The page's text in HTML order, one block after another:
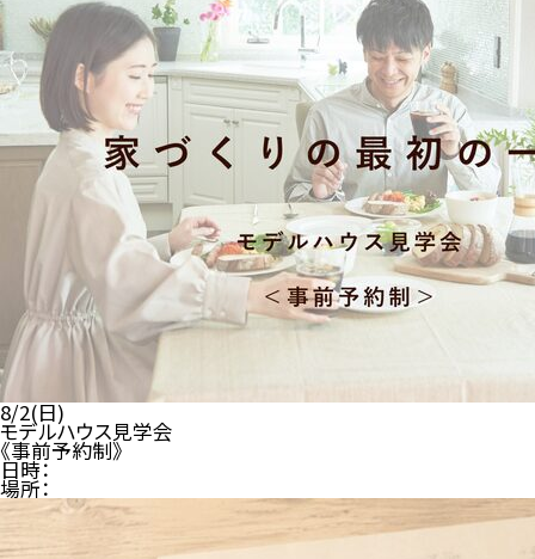
8/2(日)
モデルハウス見学会
《事前予約制》
日時：
場所：